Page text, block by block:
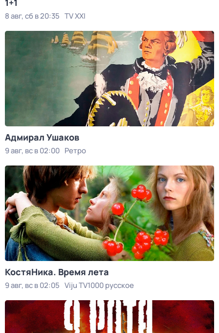
1+1
8 авг, сб в 20:35 TV XXI
Адмирал Ушаков
9 авг, вс в 02:00 Ретро
КостяНика. Время лета
9 авг, вс в 02:05 Viju TV1000 русское